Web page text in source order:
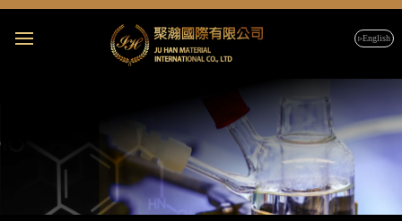
▹English